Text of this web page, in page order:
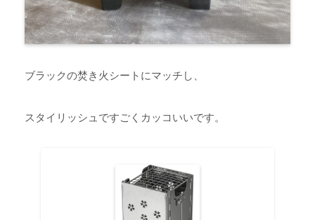
ブラックの焚き火シートにマッチし、
スタイリッシュですごくカッコいいです。